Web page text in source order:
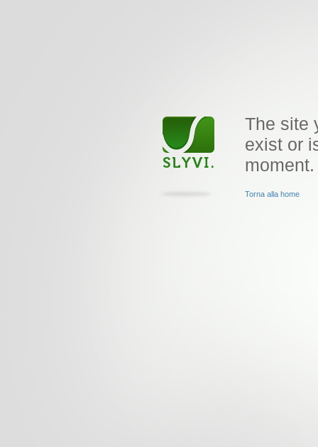
The site
exist or
moment.
Torna alla home